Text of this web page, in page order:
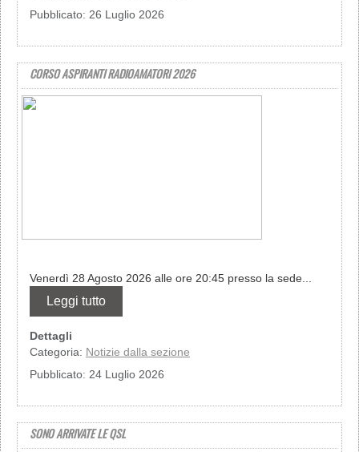
Pubblicato: 26 Luglio 2026
CORSO ASPIRANTI RADIOAMATORI 2026
Venerdì 28 Agosto 2026 alle ore 20:45 presso la sede...
Leggi tutto
Dettagli
Categoria: Notizie dalla sezione
Pubblicato: 24 Luglio 2026
SONO ARRIVATE LE QSL